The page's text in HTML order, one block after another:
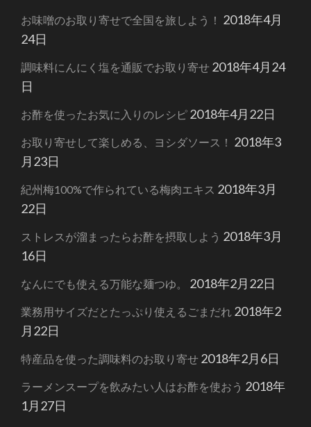
お味噌のお取り寄せで全国を旅しよう！ 2018年4月
24日
調味料にんにく塩を通販でお取り寄せ 2018年4月24
日
お酢を使ったお気に入りのレシピ 2018年4月22日
お取り寄せして楽しめる、ヨシダソース！ 2018年3
月23日
紀州梅100%で作られている梅肉エキス 2018年3月
22日
ストレスが溜まったらお酢を摂取しよう 2018年3月
16日
なんにでも使える万能な麺つゆ。 2018年2月22日
業務用サイズだとたっぷり使えるごまだれ 2018年2
月22日
特産品を使った調味料のお取り寄せ 2018年2月6日
ラーメンスープを飲みたい人はお酢を使おう 2018年
1月27日